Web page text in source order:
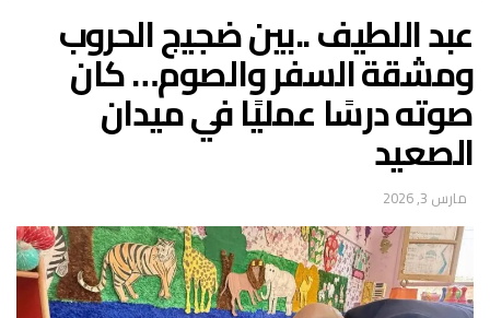
عبد اللطيف ..بين ضجيج الحروب
ومشقة السفر والصوم… كان
صوته درسًا عمليًا في ميدان
الصعيد
مارس 3, 2026